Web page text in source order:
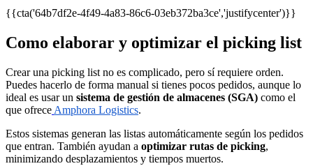
{{cta('64b7df2e-4f49-4a83-86c6-03eb372ba3ce','justifycenter')}}
Como elaborar y optimizar el picking list
Crear una picking list no es complicado, pero sí requiere orden.
Puedes hacerlo de forma manual si tienes pocos pedidos, aunque lo
ideal es usar un sistema de gestión de almacenes (SGA) como el
que ofrece Amphora Logistics.
Estos sistemas generan las listas automáticamente según los pedidos
que entran. También ayudan a optimizar rutas de picking,
minimizando desplazamientos y tiempos muertos.